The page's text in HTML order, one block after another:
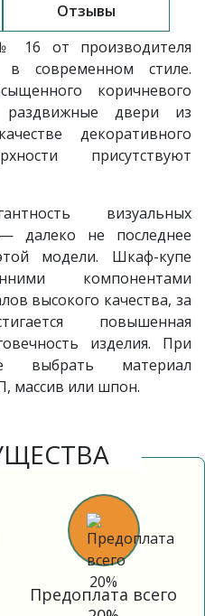
Отзывы
16 от производителя
в современном стиле.
коричневого
двери из
декоративного
присутствуют
визуальных
далеко не последнее
модели. Шкаф-купе
компонентами
высокого качества, за
повышенная
изделия. При
выбрать материал
массив или шпон.
Предоплата всего